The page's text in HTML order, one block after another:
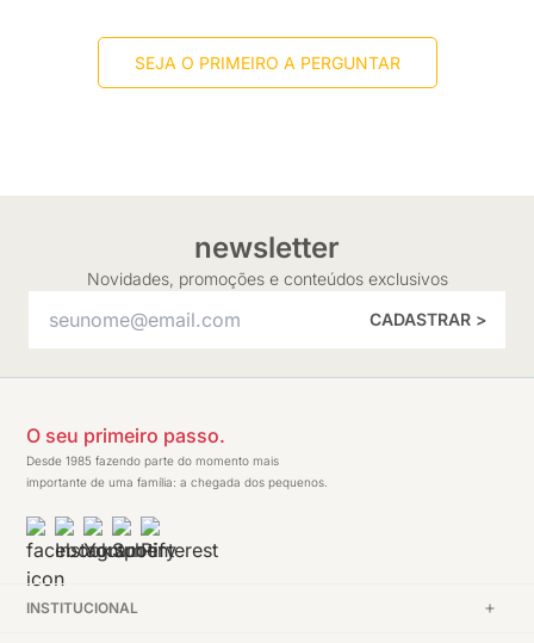
SEJA O PRIMEIRO A PERGUNTAR
newsletter
Novidades, promoções e conteúdos exclusivos
CADASTRAR >
O seu primeiro passo.
Desde 1985 fazendo parte do momento mais
importante de uma família: a chegada dos pequenos.
INSTITUCIONAL